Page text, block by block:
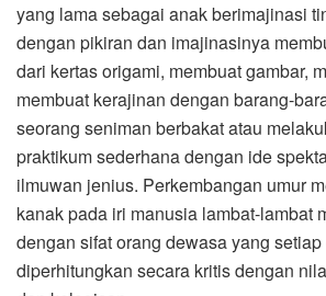
yang lama sebagai anak berimajinasi
dengan pikiran dan imajinasinya
dari kertas origami, membuat gambar,
membuat kerajinan dengan barang-
seorang seniman berbakat atau
praktikum sederhana dengan ide
ilmuwan jenius. Perkembangan umur
kanak pada iri manusia lambat-lambat
dengan sifat orang dewasa yang
diperhitungkan secara kritis dengan